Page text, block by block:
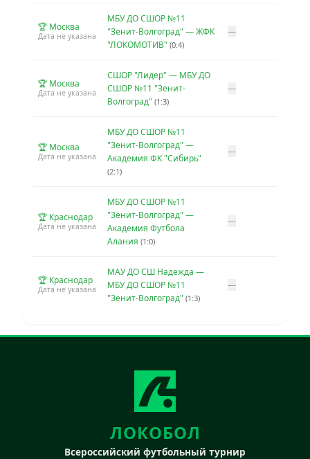
🏆 Москва
Дата не указана
МБУ ДО СШОР №11
"Зенит-Волгоград" — ЖФК
"ЛОКОМОТИВ" (0:4)
—
🏆 Москва
Дата не указана
СШОР "Лидер" — МБУ ДО
СШОР №11 "Зенит-
Волгоград" (1:3)
—
🏆 Москва
Дата не указана
МБУ ДО СШОР №11
"Зенит-Волгоград" —
Академия ФК "Сибирь"
(2:1)
—
🏆 Краснодар
Дата не указана
МБУ ДО СШОР №11
"Зенит-Волгоград" —
Академия Футбола
Алания (1:0)
—
🏆 Краснодар
Дата не указана
МАУ ДО СШ Надежда —
МБУ ДО СШОР №11
"Зенит-Волгоград" (1:3)
—
ЛОКОБОЛ
Всероссийский футбольный турнир